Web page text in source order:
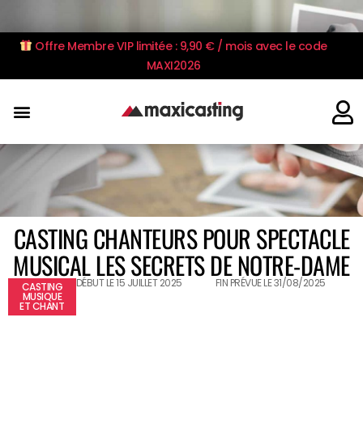
Offre Membre VIP limitée : 9,90 € / mois avec le code
MAXI2026
CASTING CHANTEURS POUR SPECTACLE
MUSICAL LES SECRETS DE NOTRE-DAME
CASTING
MUSIQUE
ET CHANT
DÉBUT LE 15 JUILLET 2025 FIN PRÉVUE LE 31/08/2025